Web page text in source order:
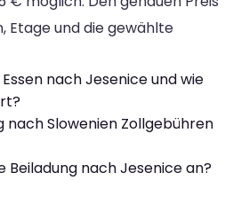
Etage und die gewählte
nach Jesenice und wie
nach Slowenien Zollgebühren
Beiladung nach Jesenice an?